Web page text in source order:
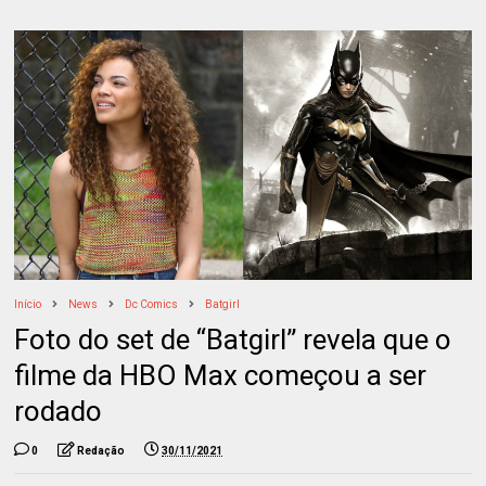
Início News Dc Comics Batgirl
Foto do set de “Batgirl” revela que o
filme da HBO Max começou a ser
rodado
0 Redação 30/11/2021